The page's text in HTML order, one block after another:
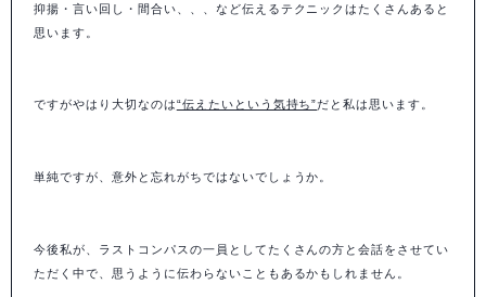
抑揚・言い回し・間合い、、、など伝えるテクニックはたくさんあると
思います。
ですがやはり大切なのは“伝えたいという気持ち”だと私は思います。
単純ですが、意外と忘れがちではないでしょうか。
今後私が、ラストコンパスの一員としてたくさんの方と会話をさせてい
ただく中で、思うように伝わらないこともあるかもしれません。